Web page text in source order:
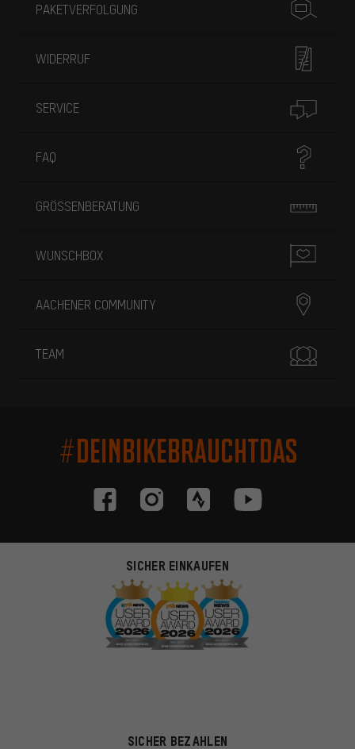
PAKETVERFOLGUNG
WIDERRUF
SERVICE
FAQ
GRÖSSENBERATUNG
WUNSCHBOX
AACHENER COMMUNITY
TEAM
#DEINBIKEBRAUCHTDAS
SICHER EINKAUFEN
SICHER BEZAHLEN